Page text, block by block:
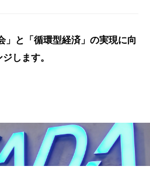
と「循環型経済」の実現に向
します。